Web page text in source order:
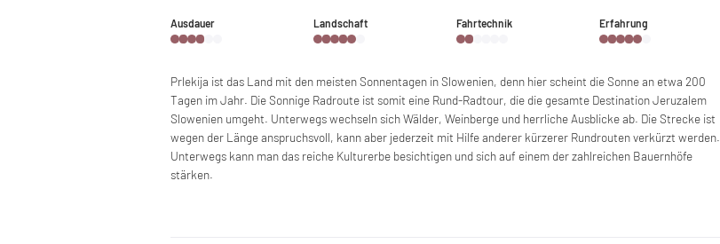
Ausdauer Landschaft Fahrtechnik Erfahrung
Prlekija ist das Land mit den meisten Sonnentagen in Slowenien, denn hier scheint die Sonne an etwa 200
Tagen im Jahr. Die Sonnige Radroute ist somit eine Rund-Radtour, die die gesamte Destination Jeruzalem
Slowenien umgeht. Unterwegs wechseln sich Wälder, Weinberge und herrliche Ausblicke ab. Die Strecke ist
wegen der Länge anspruchsvoll, kann aber jederzeit mit Hilfe anderer kürzerer Rundrouten verkürzt werden.
Unterwegs kann man das reiche Kulturerbe besichtigen und sich auf einem der zahlreichen Bauernhöfe
stärken.